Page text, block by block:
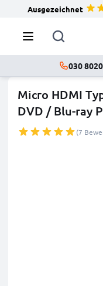
Ausgezeichnet
030
Micro HDMI
DVD / Blu-ray
(7